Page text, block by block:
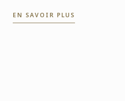
les ...
EN SAVOIR PLUS